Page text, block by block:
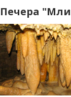
Печера